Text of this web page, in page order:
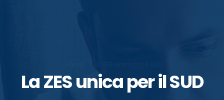
La ZES unica per il SUD